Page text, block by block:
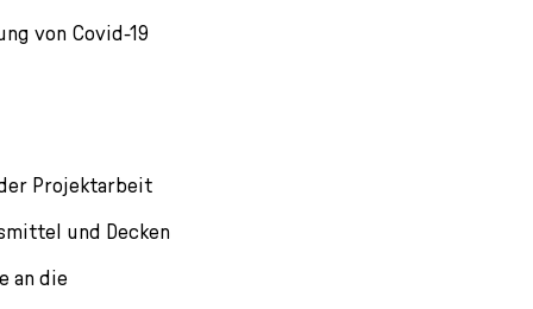
von Covid-19
Projektarbeit
und Decken
an die